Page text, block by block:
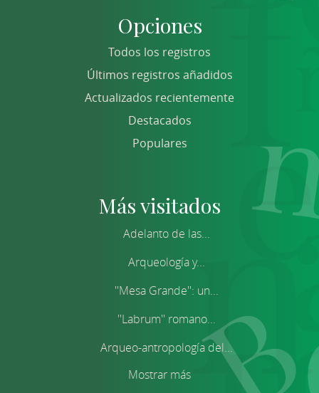
Opciones
Todos los registros
Últimos registros añadidos
Actualizados recientemente
Destacados
Populares
Más visitados
Adelanto de las...
Arqueología y...
''Mesa Grande'': un...
''Labrum'' romano...
Arqueo-antropología del...
Mostrar más